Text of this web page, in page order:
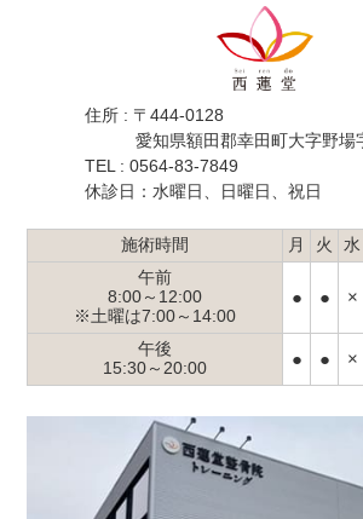
赤ちゃん 頭のかたち矯正〜症例５
2025年07月30日
赤ちゃん 頭のかたち矯正〜症例５
の子 左斜頭
2025年07月20日
乳幼児 頭のかたち矯正 〜症例５
の子 左斜頭
2025年03月02日
乳幼児 頭の形矯正 〜症例５０～
子 左斜頭
住所 : 〒444-0128
愛知県額田郡幸田町大字野場
TEL : 0564-83-7849
休診日：水曜日、日曜日、祝日
施術時間 月 火 水
午前
8:00～12:00
※土曜は7:00～14:00
● ● ×
午後
15:30～20:00
● ● ×